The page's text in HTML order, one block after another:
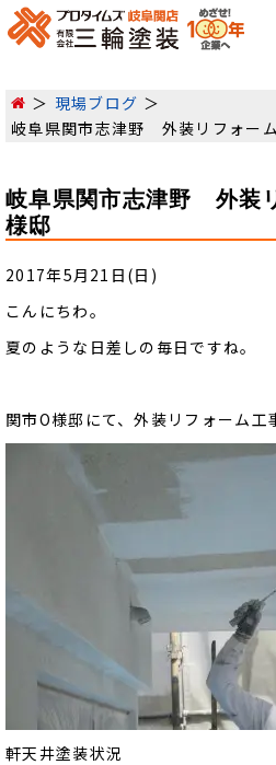
現場ブログ
岐阜県関市志津野 外装リフォー
岐阜県関市志津野 外装
様邸
2017年5月21日(日)
こんにちわ。
夏のような日差しの毎日ですね。
関市O様邸にて、外装リフォーム工
軒天井塗装状況